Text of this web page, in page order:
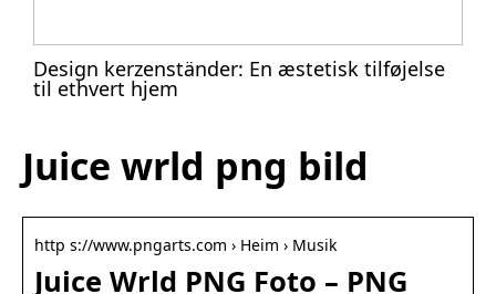
Design kerzenständer: En æstetisk tilføjelse
til ethvert hjem
Juice wrld png bild
http s://www.pngarts.com › Heim › Musik
Juice Wrld PNG Foto – PNG